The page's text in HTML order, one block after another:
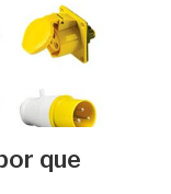
que